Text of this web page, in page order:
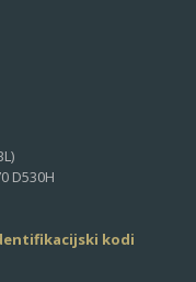
D530H
kodi